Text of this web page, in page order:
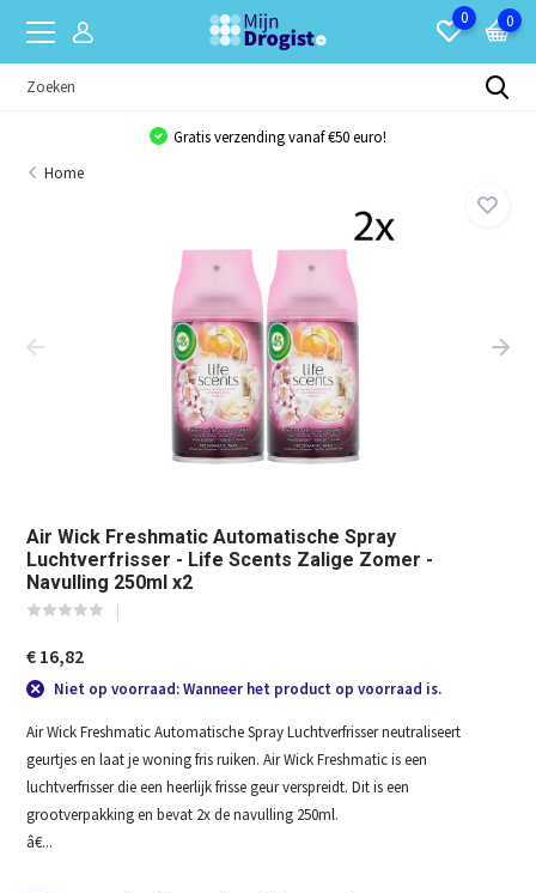
0 0
Gratis verzending vanaf €50 euro!
Home
Air Wick Freshmatic Automatische Spray
Luchtverfrisser - Life Scents Zalige Zomer -
Navulling 250ml x2
€ 16,82
Niet op voorraad: Wanneer het product op voorraad is.
Air Wick Freshmatic Automatische Spray Luchtverfrisser neutraliseert
geurtjes en laat je woning fris ruiken. Air Wick Freshmatic is een
luchtverfrisser die een heerlijk frisse geur verspreidt. Dit is een
grootverpakking en bevat 2x de navulling 250ml.
â€...